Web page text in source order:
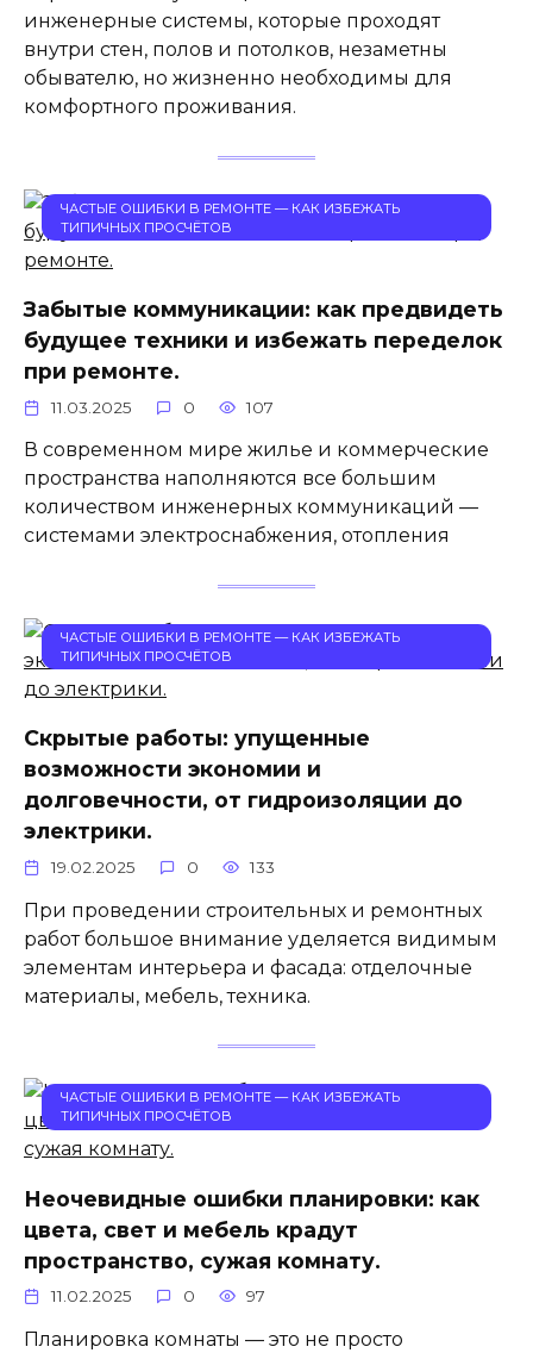
инженерные системы, которые проходят
внутри стен, полов и потолков, незаметны
обывателю, но жизненно необходимы для
комфортного проживания.
ЧАСТЫЕ ОШИБКИ В РЕМОНТЕ — КАК ИЗБЕЖАТЬ
ТИПИЧНЫХ ПРОСЧЁТОВ
Забытые коммуникации: как предвидеть
будущее техники и избежать переделок
при ремонте.
11.03.2025 0 107
В современном мире жилье и коммерческие
пространства наполняются все большим
количеством инженерных коммуникаций —
системами электроснабжения, отопления
ЧАСТЫЕ ОШИБКИ В РЕМОНТЕ — КАК ИЗБЕЖАТЬ
ТИПИЧНЫХ ПРОСЧЁТОВ
Скрытые работы: упущенные
возможности экономии и
долговечности, от гидроизоляции до
электрики.
19.02.2025 0 133
При проведении строительных и ремонтных
работ большое внимание уделяется видимым
элементам интерьера и фасада: отделочные
материалы, мебель, техника.
ЧАСТЫЕ ОШИБКИ В РЕМОНТЕ — КАК ИЗБЕЖАТЬ
ТИПИЧНЫХ ПРОСЧЁТОВ
Неочевидные ошибки планировки: как
цвета, свет и мебель крадут
пространство, сужая комнату.
11.02.2025 0 97
Планировка комнаты — это не просто